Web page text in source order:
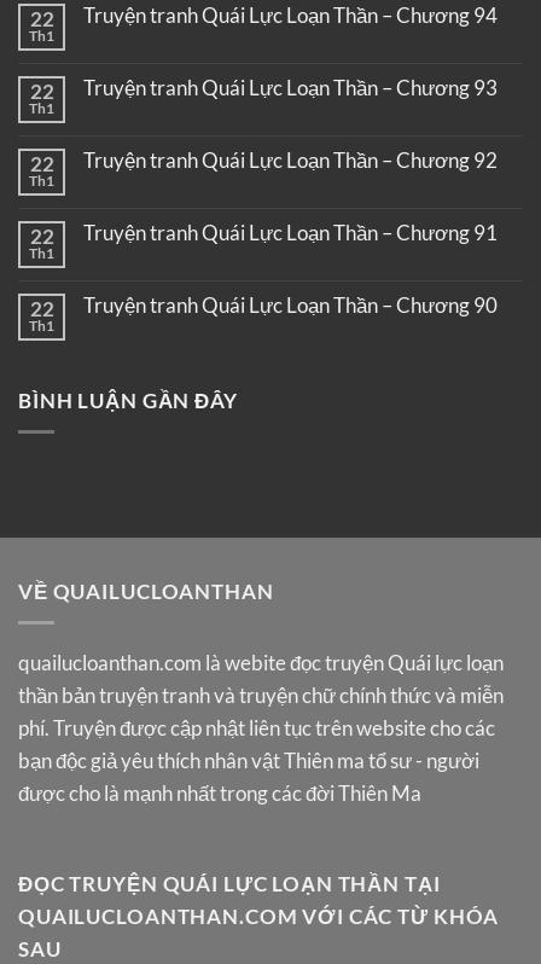
22
Th1
Truyện tranh Quái Lực Loạn Thần – Chương 94
22
Th1
Truyện tranh Quái Lực Loạn Thần – Chương 93
22
Th1
Truyện tranh Quái Lực Loạn Thần – Chương 92
22
Th1
Truyện tranh Quái Lực Loạn Thần – Chương 91
22
Th1
Truyện tranh Quái Lực Loạn Thần – Chương 90
BÌNH LUẬN GẦN ĐÂY
VỀ QUAILUCLOANTHAN
quailucloanthan.com là webite đọc truyện Quái lực loạn
thần bản truyện tranh và truyện chữ chính thức và miễn
phí. Truyện được cập nhật liên tục trên website cho các
bạn độc giả yêu thích nhân vật Thiên ma tổ sư - người
được cho là mạnh nhất trong các đời Thiên Ma
ĐỌC TRUYỆN QUÁI LỰC LOẠN THẦN TẠI
QUAILUCLOANTHAN.COM VỚI CÁC TỪ KHÓA
SAU